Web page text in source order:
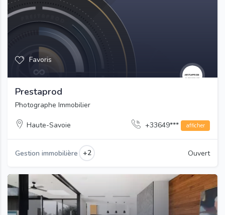
Favoris
Prestaprod
Photographe Immobilier
Haute-Savoie +33649*** afficher
Gestion immobilière +2 Ouvert